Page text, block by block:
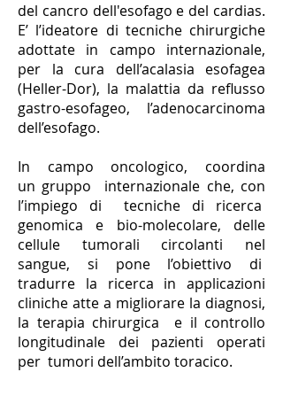
del cancro dell'esofago e del cardias.
E’ l’ideatore di tecniche chirurgiche
adottate in campo internazionale,
per la cura dell’acalasia esofagea
(Heller-Dor), la malattia da reflusso
gastro-esofageo, l’adenocarcinoma
dell’esofago.
In campo oncologico, coordina
un gruppo internazionale che, con
l’impiego di tecniche di ricerca
genomica e bio-molecolare, delle
cellule tumorali circolanti nel
sangue, si pone l’obiettivo di
tradurre la ricerca in applicazioni
cliniche atte a migliorare la diagnosi,
la terapia chirurgica e il controllo
longitudinale dei pazienti operati
per tumori dell’ambito toracico.